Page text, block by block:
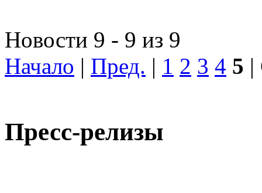
Новости 9 - 9 из 9
Начало | Пред. | 1 2 3 4 5 |
Пресс-релизы